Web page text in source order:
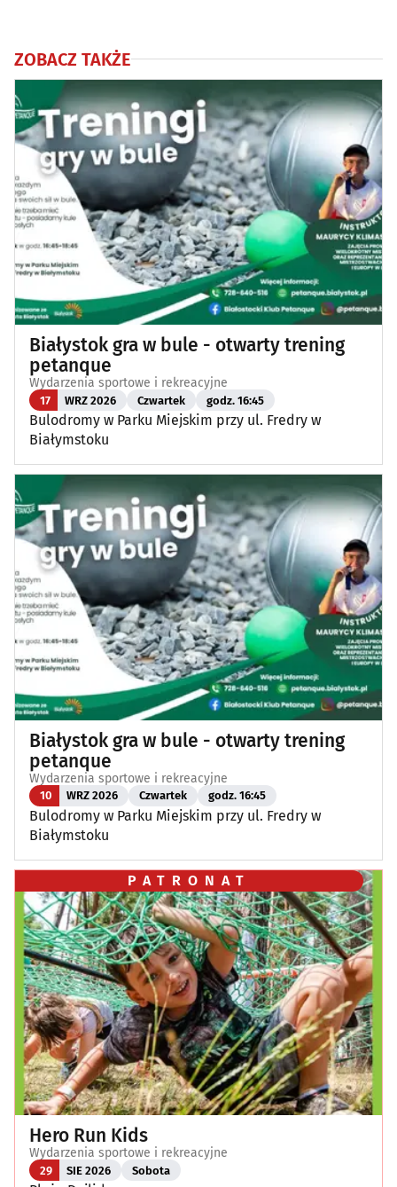
ZOBACZ TAKŻE
Białystok gra w bule - otwarty trening
petanque
Wydarzenia sportowe i rekreacyjne
17 WRZ 2026 Czwartek godz. 16:45
Bulodromy w Parku Miejskim przy ul. Fredry w
Białymstoku
Białystok gra w bule - otwarty trening
petanque
Wydarzenia sportowe i rekreacyjne
10 WRZ 2026 Czwartek godz. 16:45
Bulodromy w Parku Miejskim przy ul. Fredry w
Białymstoku
PATRONAT
Hero Run Kids
Wydarzenia sportowe i rekreacyjne
29 SIE 2026 Sobota